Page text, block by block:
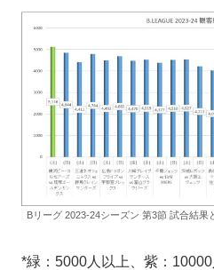
Bリーグ 2023-24シーズン 第3節 試合結果
*緑：5000人以上、紫：